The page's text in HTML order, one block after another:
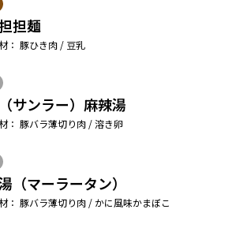
担麺
： 豚ひき肉 / 豆乳
サンラー）麻辣湯
： 豚バラ薄切り肉 / 溶き卵
（マーラータン）
： 豚バラ薄切り肉 / かに風味かまぼこ